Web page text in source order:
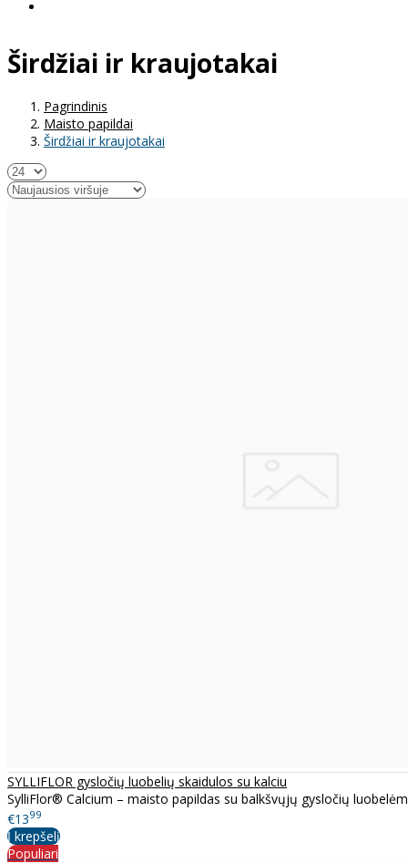
Širdžiai ir kraujotakai
Pagrindinis
Maisto papildai
Širdžiai ir kraujotakai
SYLLIFLOR gysločių luobelių skaidulos su kalciu
SylliFlor® Calcium – maisto papildas su balkšvųjų gysločių
€1399
Į krepšelį
Populiari